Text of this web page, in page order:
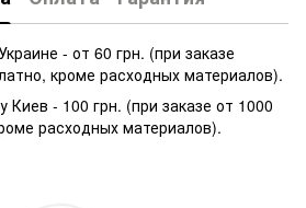
- от 60 грн. (при заказе
кроме расходных материалов).
Киев - 100 грн. (при заказе от 1000
расходных материалов).